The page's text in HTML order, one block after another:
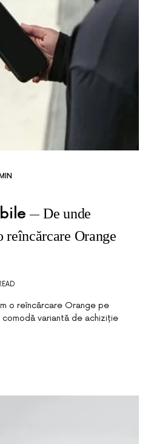
De unde
reîncărcare Orange
o reîncărcare Orange pe
variantă de achiziție